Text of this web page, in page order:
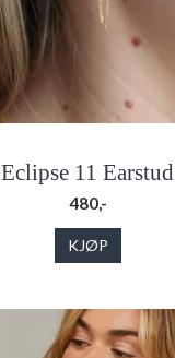
Eclipse 11 Earstud
480,-
KJØP